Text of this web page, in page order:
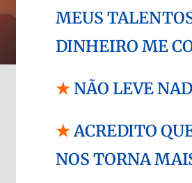
MEUS
DINHEIRO ME
★NÃO LEVE
★ACREDITO
NOS TORNA